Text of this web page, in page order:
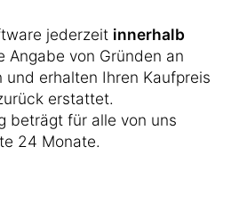
jederzeit innerhalb
Angabe von Gründen an
und erhalten Ihren Kaufpreis
erstattet.
beträgt für alle von uns
24 Monate.